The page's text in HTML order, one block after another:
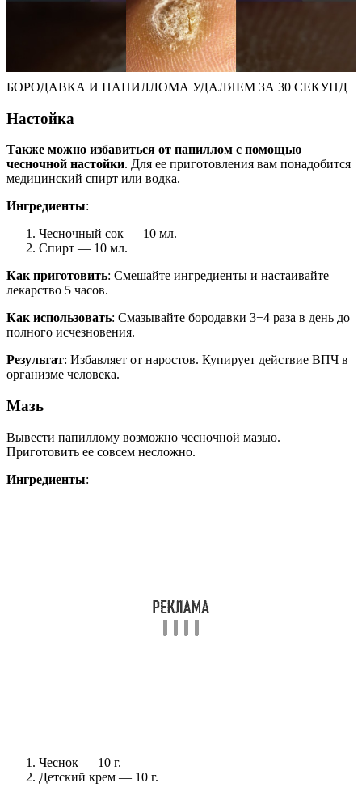
БОРОДАВКА И ПАПИЛЛОМА УДАЛЯЕМ ЗА 30 СЕКУНД
Настойка
Также можно избавиться от папиллом с помощью
чесночной настойки. Для ее приготовления вам понадобится
медицинский спирт или водка.
Ингредиенты:
Чесночный сок — 10 мл.
Спирт — 10 мл.
Как приготовить: Смешайте ингредиенты и настаивайте
лекарство 5 часов.
Как использовать: Смазывайте бородавки 3−4 раза в день до
полного исчезновения.
Результат: Избавляет от наростов. Купирует действие ВПЧ в
организме человека.
Мазь
Вывести папиллому возможно чесночной мазью.
Приготовить ее совсем несложно.
Ингредиенты:
Чеснок — 10 г.
Детский крем — 10 г.